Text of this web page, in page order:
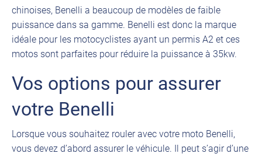
chinoises, Benelli a beaucoup de modèles de faible
puissance dans sa gamme. Benelli est donc la marque
idéale pour les motocyclistes ayant un permis A2 et ces
motos sont parfaites pour réduire la puissance à 35kw.
Vos options pour assurer
votre Benelli
Lorsque vous souhaitez rouler avec votre moto Benelli,
vous devez d’abord assurer le véhicule. Il peut s’agir d’une